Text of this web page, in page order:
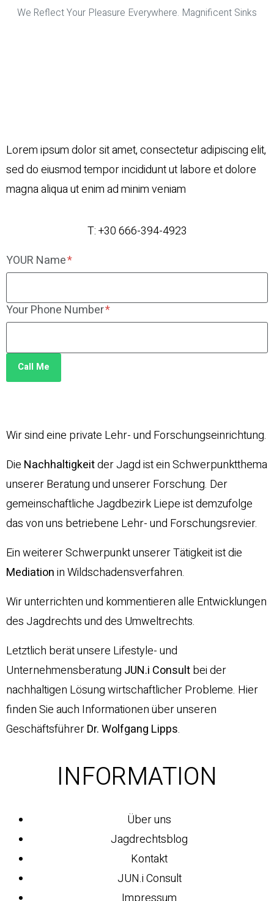
We Reflect Your Pleasure Everywhere. Magnificent Sinks
Lorem ipsum dolor sit amet, consectetur adipiscing elit,
sed do eiusmod tempor incididunt ut labore et dolore
magna aliqua ut enim ad minim veniam
T: +30 666-394-4923
YOUR Name
Your Phone Number
Call Me
Wir sind eine private Lehr- und Forschungseinrichtung.
Die Nachhaltigkeitder Jagd ist ein Schwerpunktthema
unserer Beratung und unserer Forschung. Der
gemeinschaftliche Jagdbezirk Liepe ist demzufolge
das von uns betriebene Lehr- und Forschungsrevier.
Ein weiterer Schwerpunkt unserer Tätigkeit ist die
Mediationin Wildschadensverfahren.
Wir unterrichten und kommentieren alle Entwicklungen
des Jagdrechts und des Umweltrechts.
Letztlich berät unsere Lifestyle- und
Unternehmensberatung JUN.i Consultbei der
nachhaltigen Lösung wirtschaftlicher Probleme. Hier
finden Sie auch Informationen über unseren
GeschäftsführerDr. Wolfgang Lipps.
INFORMATION
Über uns
Jagdrechtsblog
Kontakt
JUN.i Consult